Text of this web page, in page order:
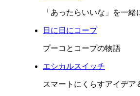
「あったらいいな」を一緒
日に日にコープ
プーコとコープの物語
エシカルスイッチ
スマートにくらすアイデア